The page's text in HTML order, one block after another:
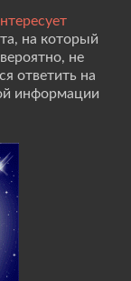
на который
не
ответить на
информации